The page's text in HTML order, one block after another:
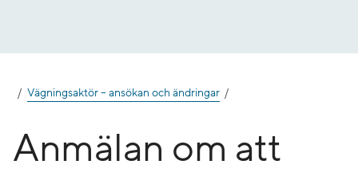
Vägningsaktör – ansökan och ändringar
Anmälan om att